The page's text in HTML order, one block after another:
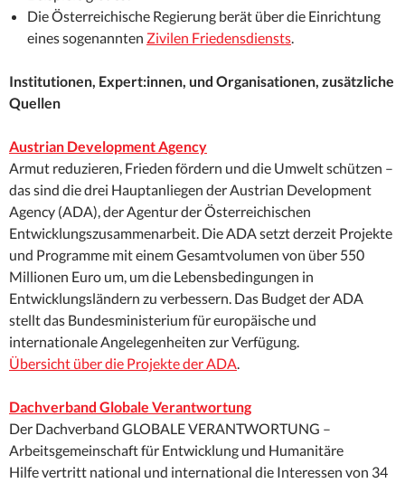
Die Österreichische Regierung berät über die Einrichtung
eines sogenannten Zivilen Friedensdiensts.
Institutionen, Expert:innen, und Organisationen, zusätzliche
Quellen
Austrian Development Agency
Armut reduzieren, Frieden fördern und die Umwelt schützen –
das sind die drei Hauptanliegen der Austrian Development
Agency (ADA), der Agentur der Österreichischen
Entwicklungszusammenarbeit. Die ADA setzt derzeit Projekte
und Programme mit einem Gesamtvolumen von über 550
Millionen Euro um, um die Lebensbedingungen in
Entwicklungsländern zu verbessern. Das Budget der ADA
stellt das Bundesministerium für europäische und
internationale Angelegenheiten zur Verfügung.
Übersicht über die Projekte der ADA.
Dachverband Globale Verantwortung
Der Dachverband GLOBALE VERANTWORTUNG –
Arbeitsgemeinschaft für Entwicklung und Humanitäre
Hilfe vertritt national und international die Interessen von 34